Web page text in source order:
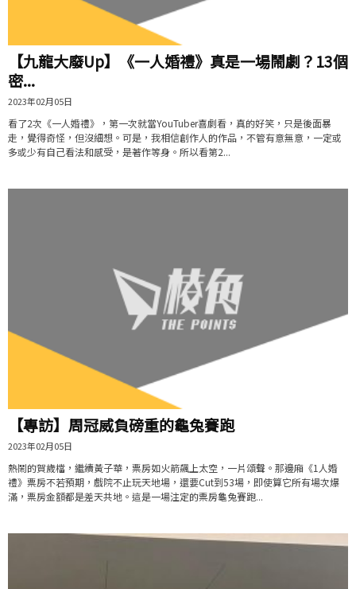
【九龍大廢Up】《一人婚禮》真是一場鬧劇？13個
密...
2023年02月05日
看了2次《一人婚禮》，第一次就當YouTuber喜劇看，真的好笑，只是後面暴
走，覺得奇怪，但沒細想。可是，我相信創作人的作品，不管有意無意，一定或
多或少有自己看法和感受，是著作等身。所以看第2...
【專訪】周冠威負磅重的龜兔賽跑
2023年02月05日
熱鬧的賀歲檔，繼續黃子華，票房如火箭飆上太空，一片頌聲。那邊廂《1人婚
禮》票房不若預期，戲院不止玩天地場，還要Cut到53場，即使算它所有場次爆
滿，票房金額都是差天共地。這是一場注定的票房龜兔賽跑...